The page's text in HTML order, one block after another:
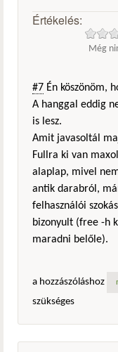
Értékelés:
Még
#7 Én köszönöm,
A hanggal eddig
is lesz.
Amit javasoltál
Fullra ki van
alaplap, mivel
antik darabról,
felhasználói
bizonyult (free -h
maradni belőle).
a hozzászóláshoz
szükséges